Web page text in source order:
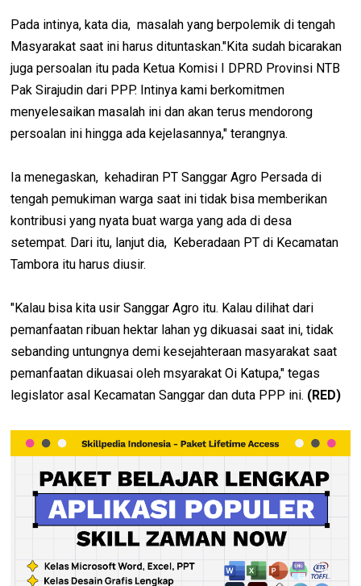
Pada intinya, kata dia, masalah yang berpolemik di tengah
Masyarakat saat ini harus dituntaskan."Kita sudah bicarakan
juga persoalan itu pada Ketua Komisi I DPRD Provinsi NTB
Pak Sirajudin dari PPP. Intinya kami berkomitmen
menyelesaikan masalah ini dan akan terus mendorong
persoalan ini hingga ada kejelasannya," terangnya.
Ia menegaskan, kehadiran PT Sanggar Agro Persada di
tengah pemukiman warga saat ini tidak bisa memberikan
kontribusi yang nyata buat warga yang ada di desa
setempat. Dari itu, lanjut dia, Keberadaan PT di Kecamatan
Tambora itu harus diusir.
"Kalau bisa kita usir Sanggar Agro itu. Kalau dilihat dari
pemanfaatan ribuan hektar lahan yg dikuasai saat ini, tidak
sebanding untungnya demi kesejahteraan masyarakat saat
pemanfaatan dikuasai oleh msyarakat Oi Katupa," tegas
legislator asal Kecamatan Sanggar dan duta PPP ini. (RED)